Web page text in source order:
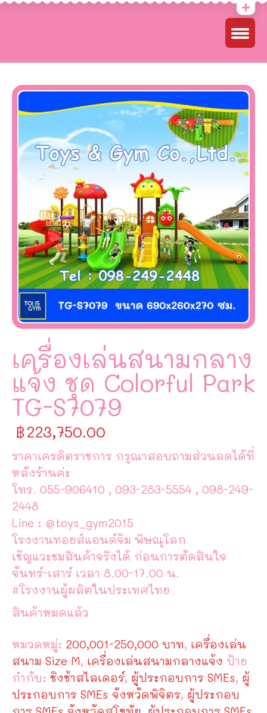
เครื่องเล่นสนามกลาง
แจ้ง ชุด Colorful Park
TG-S7079
฿223,750.00
ราคาเครดิตราชการ กรุณาสอบถามส่วนลดได้ที่
หลังร้านค่ะ
โทร. 055-906410 , 093-283-5554 , 098-249-
2448
Line : @toys_gym2015
โรงงานทอยส์แอนด์จิม พิษณุโลก
เชิญแวะชมสินค้าจริงได้ ก่อนการตัดสินใจ
จันทร์-เสาร์ เวลา 8.00-17.00 น.
#โรงงานผู้ผลิตในประเทศไทย
สินค้าหมดแล้ว
หมวดหมู่: 200,001-250,000 บาท, เครื่องเล่น
สนาม Size M, เครื่องเล่นสนามกลางแจ้ง ป้าย
กำกับ: ชิงช้าสไลเดอร์, ผู้ประกอบการ SMEs, ผู้
ประกอบการ SMEs จังหวัดพิจิตร, ผู้ประกอบ